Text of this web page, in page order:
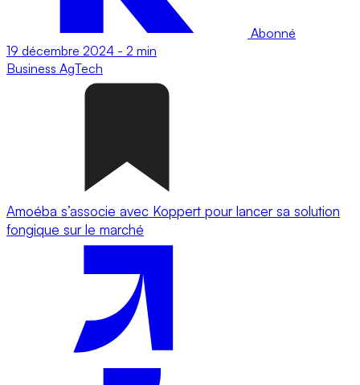
Abonné
19 décembre 2024 - 2 min
Business AgTech
Amoéba s’associe avec Koppert pour lancer sa solution
fongique sur le marché